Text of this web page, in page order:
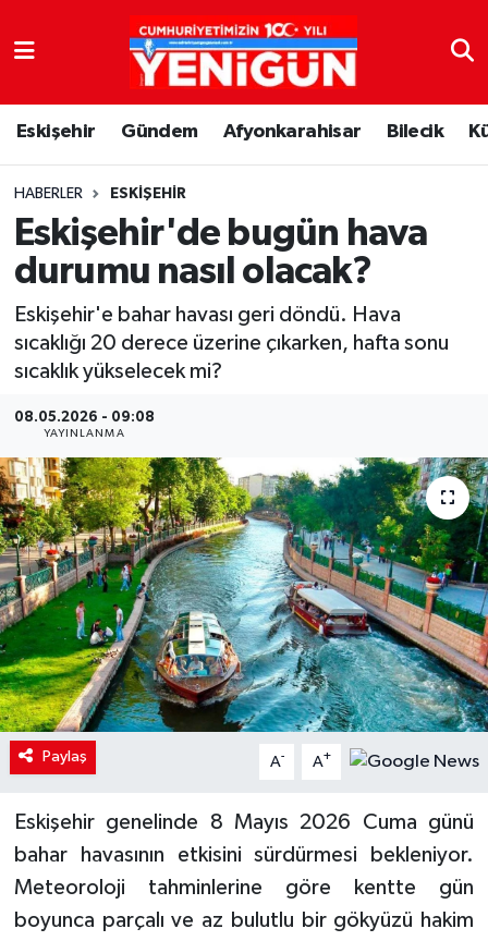
Eskişehir Gündem Afyonkarahisar Bilecik
HABERLER ESKIŞEHIR
Eskişehir'de bugün hava
durumu nasıl olacak?
Eskişehir'e bahar havası geri döndü. Hava
sıcaklığı 20 derece üzerine çıkarken, hafta sonu
sıcaklık yükselecek mi?
08.05.2026 - 09:08
YAYINLANMA
Paylaş A- A+
Eskişehir genelinde 8 Mayıs 2026 Cuma günü
bahar havasının etkisini sürdürmesi bekleniyor.
Meteoroloji tahminlerine göre kentte gün
boyunca parçalı ve az bulutlu bir gökyüzü hakim
Nöbetçi Eczaneler
Hava Durumu
Trafik Durumu
Süper Lig Puan Durumu ve Fikstür
Tüm Manşetler
Son Dakika Haberleri
Haber Arşivi